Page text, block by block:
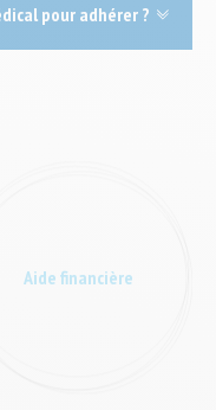
pour adhérer ?
Aide financière